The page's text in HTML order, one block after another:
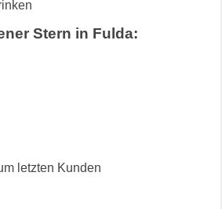
Stern in Fulda:
letzten Kunden